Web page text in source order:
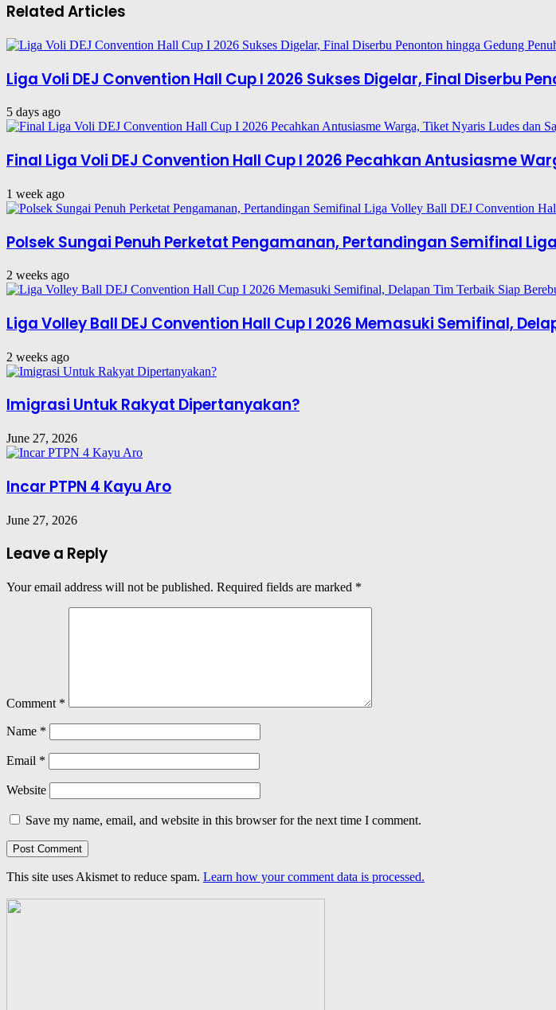
Related Articles
Liga Voli DEJ Convention Hall Cup I 2026 Sukses Digelar, Final Diserbu
5 days ago
Final Liga Voli DEJ Convention Hall Cup I 2026 Pecahkan Antusiasme
1 week ago
Polsek Sungai Penuh Perketat Pengamanan, Pertandingan Semifinal
2 weeks ago
Liga Volley Ball DEJ Convention Hall Cup I 2026 Memasuki Semifinal,
2 weeks ago
Imigrasi Untuk Rakyat Dipertanyakan?
June 27, 2026
Incar PTPN 4 Kayu Aro
June 27, 2026
Leave a Reply
Your email address will not be published. Required fields are marked *
Comment *
Name *
Email *
Website
Save my name, email, and website in this browser for the next time I comment.
This site uses Akismet to reduce spam. Learn how your comment data is processed.